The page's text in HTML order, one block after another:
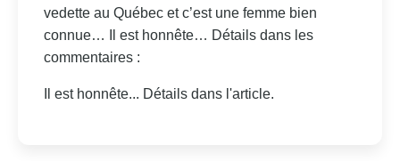
vedette au Québec et c’est une femme bien
connue… Il est honnête… Détails dans les
commentaires :
Il est honnête... Détails dans l'article.